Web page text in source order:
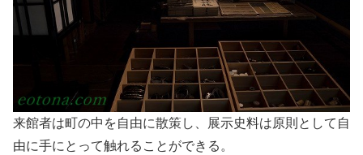
来館者は町の中を自由に散策し、展示史料は原則として自
由に手にとって触れることができる。